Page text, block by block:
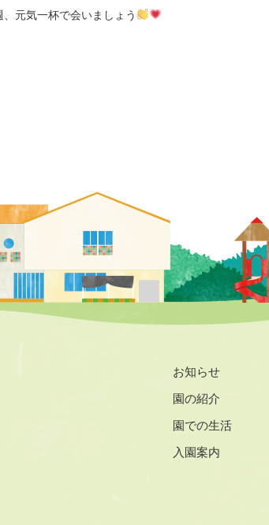
、元気一杯で会いましょう
お知らせ
園の紹介
園での生活
入園案内